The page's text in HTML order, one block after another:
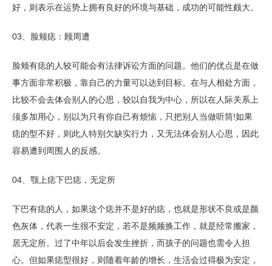
好，则表示在运势上拥有良好的环境与基础，成功的可能性颇大。
03、脸颊痣：顾周遭
脸颊有痣的人较可能会有法律诉讼方面的问题。他们的优点是在做
事方面非常积极，靠自己的力量可以达到目标。在与人相处方面，
比较不会去体会别人的心思，较以自我为中心，所以在人际关系上
须多加用心，别以为只有你自己有烦恼，只把别人当做听筒!如果
痣的型不好，则此人特别欠缺实行力，又无法体会别人心思，因此
容易遭到周围人的反感。
04、颚上痣下巴痣，无定所
下巴有痣的人，如果这个痣并不是好的痣，也就是形状不良或是颜
色灰体，代表一生很不安定，若不是频频换工作，就是经常搬家，
居无定所。过了中年以后会发生挫折，而孩子的问题也需令人担
心。但如果痣型很好，则随着年龄的增长，生活会过得极为安定，